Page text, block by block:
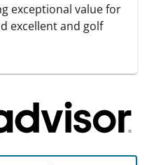
exceptional value for
excellent and golf